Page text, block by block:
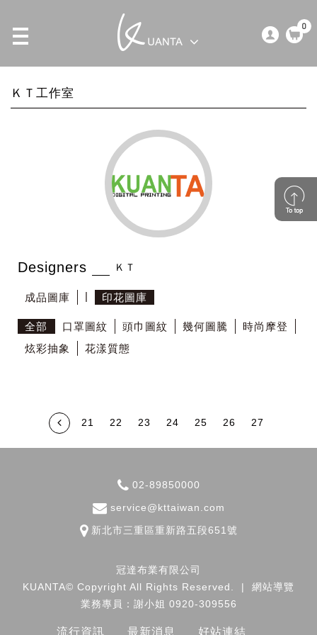
0
ＫＴ工作室
Designers ＫＴ
成品圖庫 印花圖庫
全部 口罩圖紋 頭巾圖紋 幾何圖騰
時尚摩登
炫彩抽象
花漾質態
21 22 23 24 25 26 27
02-89850000
service@kttaiwan.com
新北市三重區重新路五段651號
冠達布業有限公司
KUANTA© Copyright All Rights Reserved.
| 網站導覽
業務專員：謝小姐 0920-309556
流行資訊 最新消息 好站連結